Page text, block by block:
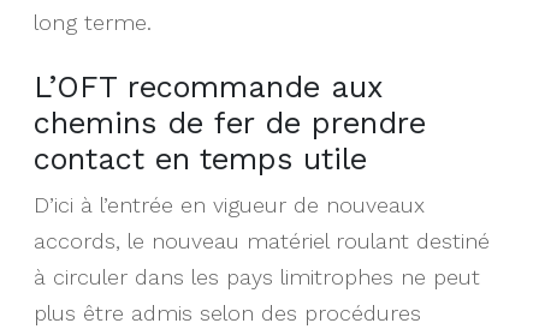
long terme.
L’OFT recommande aux
chemins de fer de prendre
contact en temps utile
D’ici à l’entrée en vigueur de nouveaux
accords, le nouveau matériel roulant destiné
à circuler dans les pays limitrophes ne peut
plus être admis selon des procédures